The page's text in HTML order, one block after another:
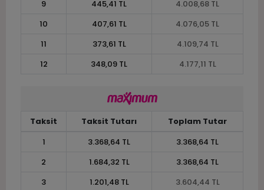
9 445,41 TL
4.008,68 TL
10
407,61 TL
4.076,05 TL
11
373,61 TL
4.109,74 TL
12
348,09 TL 4.177,11 TL
Taksit Taksit Tutarı
Toplam Tutar
1
3.368,64 TL
3.368,64 TL
2
1.684,32 TL
3.368,64 TL
3
1.201,48 TL
3.604,44 TL